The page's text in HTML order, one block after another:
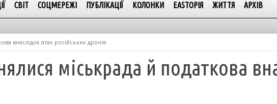
СВІТ СОЦМЕРЕЖІ ПУБЛІКАЦІЇ КОЛОНКИ EASTОРІЯ ЖИТТЯ АРХІВ
внаслідок атак російських дронів
міськрада й податкова